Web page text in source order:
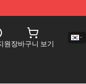
원장바구니 보기